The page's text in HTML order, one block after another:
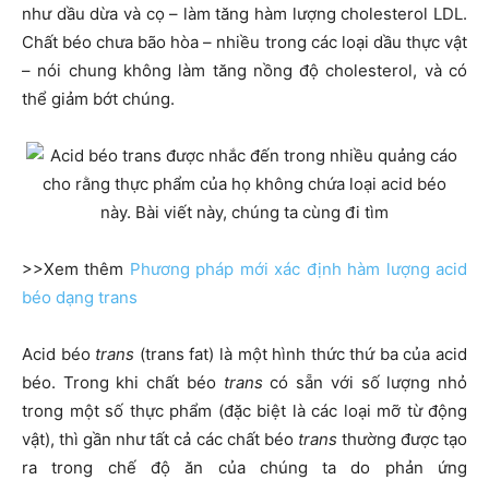
như dầu dừa và cọ – làm tăng hàm lượng cholesterol LDL.
Chất béo chưa bão hòa – nhiều trong các loại dầu thực vật
– nói chung không làm tăng nồng độ cholesterol, và có
thể giảm bớt chúng.
>>Xem thêm Phương pháp mới xác định hàm lượng acid
béo dạng trans
Acid béo trans (trans fat) là một hình thức thứ ba của acid
béo. Trong khi chất béo trans có sẵn với số lượng nhỏ
trong một số thực phẩm (đặc biệt là các loại mỡ từ động
vật), thì gần như tất cả các chất béo trans thường được tạo
ra trong chế độ ăn của chúng ta do phản ứng